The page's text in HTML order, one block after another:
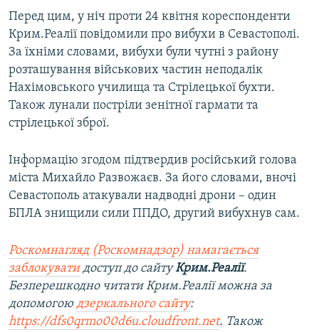
Перед цим, у ніч проти 24 квітня кореспонденти
Крим.Реалії повідомили про вибухи в Севастополі.
За їхніми словами, вибухи були чутні з району
розташування військових частин неподалік
Нахімовського училища та Стрілецької бухти.
Також лунали постріли зенітної гармати та
стрілецької зброї.
Інформацію згодом підтвердив російський голова
міста Михайло Развожаєв. За його словами, вночі
Севастополь атакували надводні дрони – один
БПЛА знищили сили ППДО, другий вибухнув сам.
Роскомнагляд (Роскомнадзор) намагається
заблокуватидоступ до сайтуКрим.Реалії.
Безперешкодно читати Крим.Реалії можна за
допомогою дзеркального сайту:
https://dfs0qrmo00d6u.cloudfront.net. Також